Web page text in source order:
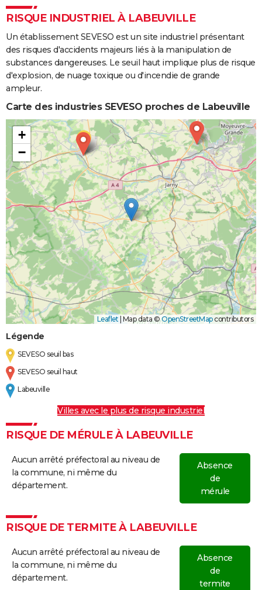
RISQUE INDUSTRIEL À LABEUVILLE
Un établissement SEVESO est un site industriel présentant
des risques d'accidents majeurs liés à la manipulation de
substances dangereuses. Le seuil haut implique plus de risque
d'explosion, de nuage toxique ou d'incendie de grande
ampleur.
Carte des industries SEVESO proches de Labeuville
+
−
Leaflet Map data ©OpenStreetMapcontributors
Légende
SEVESO seuil bas
SEVESO seuil haut
Labeuville
Villes avec le plus de risque industriel
RISQUE DE MÉRULE À LABEUVILLE
Aucun arrêté préfectoral au niveau de
la commune, ni même du
département.
Absence
de
mérule
RISQUE DE TERMITE À LABEUVILLE
Aucun arrêté préfectoral au niveau de
la commune, ni même du
département.
Absence
de
termite